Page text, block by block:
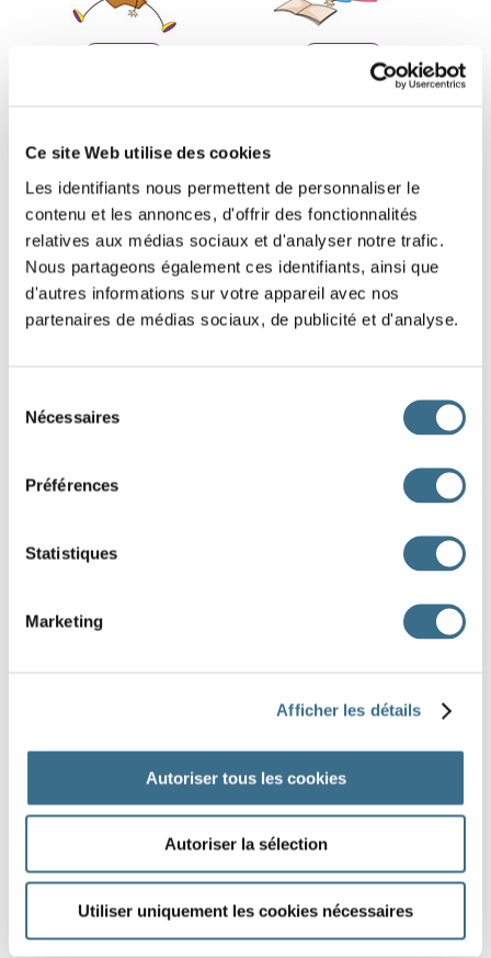
Ce site Web utilise des cookies
Les identifiants nous permettent de personnaliser le
contenu et les annonces, d'offrir des fonctionnalités
relatives aux médias sociaux et d'analyser notre trafic.
Nous partageons également ces identifiants, ainsi que
d'autres informations sur votre appareil avec nos
partenaires de médias sociaux, de publicité et d'analyse.
Nécessaires
Préférences
Statistiques
Marketing
Afficher les détails
Autoriser tous les cookies
Autoriser la sélection
Utiliser uniquement les cookies nécessaires
Le garçon pleure.
Elle chante. Michel m'a poussé.
DONE!
Dessins Fotolia © GraphicsRF